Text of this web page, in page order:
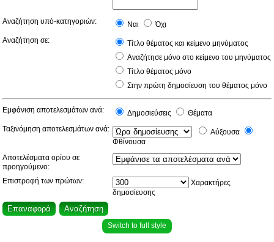
Αναζήτηση υπό-κατηγοριών: Ναι
Όχι
Αναζήτηση σε:
Τίτλο θέματος και κείμενο μηνύματος
Αναζήτησε μόνο στο κείμενο του μηνύματος
Τίτλο θέματος μόνο
Στην πρώτη δημοσίευση του θέματος μόνο
Εμφάνιση αποτελεσμάτων ανά: Δημοσιεύσεις
Θέματα
Ταξινόμηση αποτελεσμάτων ανά:
Αύξουσα
Φθίνουσα
Αποτελέσματα ορίου σε
προηγούμενο:
Επιστροφή των πρώτων:
Χαρακτήρες
δημοσίευσης
Switch to full style